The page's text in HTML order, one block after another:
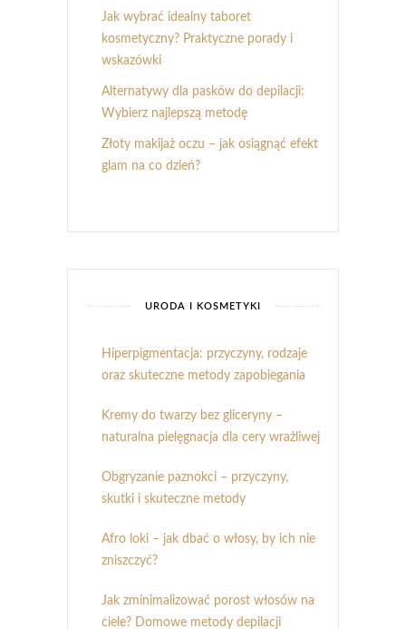
Jak wybrać idealny taboret
kosmetyczny? Praktyczne porady i
wskazówki
Alternatywy dla pasków do depilacji:
Wybierz najlepszą metodę
Złoty makijaż oczu – jak osiągnąć efekt
glam na co dzień?
URODA I KOSMETYKI
Hiperpigmentacja: przyczyny, rodzaje
oraz skuteczne metody zapobiegania
Kremy do twarzy bez gliceryny –
naturalna pielęgnacja dla cery wrażliwej
Obgryzanie paznokci – przyczyny,
skutki i skuteczne metody
Afro loki – jak dbać o włosy, by ich nie
zniszczyć?
Jak zminimalizować porost włosów na
ciele? Domowe metody depilacji